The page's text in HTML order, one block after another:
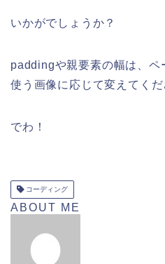
いかがでしょうか？
paddingや親要素の幅は、ペ
使う画像に応じて変えてくだ
でわ！
コーディング
ABOUT ME